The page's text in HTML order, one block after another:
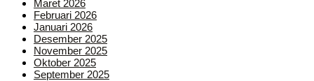
Maret 2026
Februari 2026
Januari 2026
Desember 2025
November 2025
Oktober 2025
September 2025